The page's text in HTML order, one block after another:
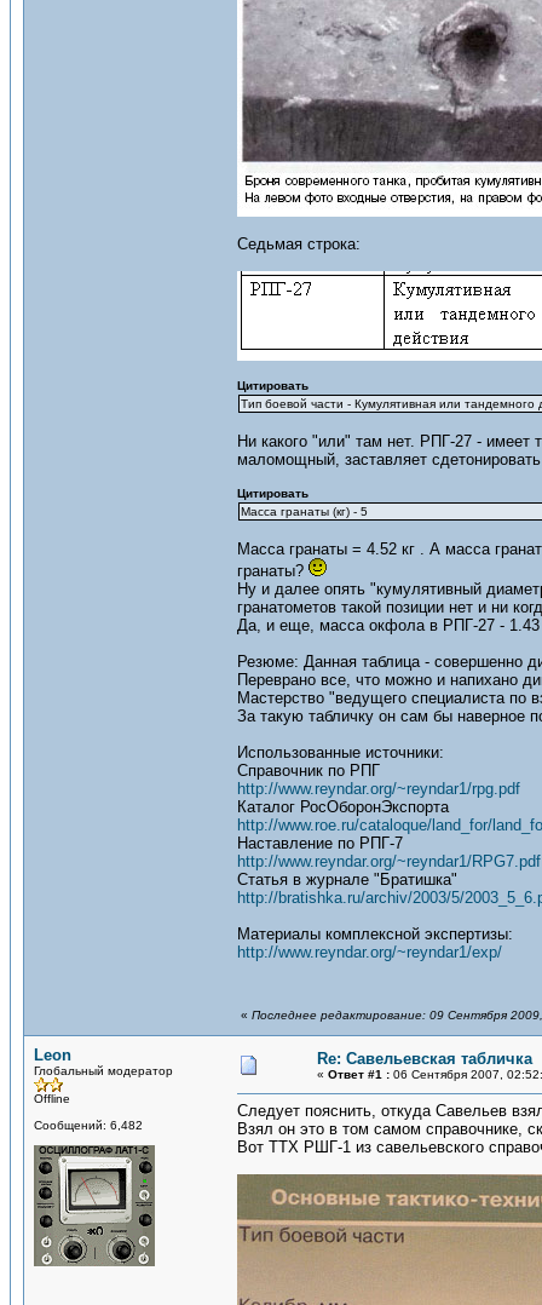
Седьмая строка:
Цитировать
Тип боевой части - Кумулятивная или тандемного
Ни какого "или" там нет. РПГ-27 -
маломощный, заставляет
Цитировать
Масса гранаты (кг) - 5
Масса гранаты = 4.52 кг . А масса
гранаты?
Ну и далее опять "кумулятивный
гранатометов такой позиции нет и ни
Да, и еще, масса окфола в РПГ-27 - 1.43
Резюме: Данная таблица - совершенно
Переврано все, что можно и напихано
Мастерство "ведущего специалиста по
За такую табличку он сам бы наверное
Использованные источники:
Справочник по РПГ
http://www.reyndar.org/~reyndar1/rpg.pdf
Каталог РосОборонЭкспорта
http://www.roe.ru/cataloque/land_for/
Наставление по РПГ-7
http://www.reyndar.org/~reyndar1/RPG7.pdf
Статья в журнале "Братишка"
http://bratishka.ru/archiv/2003/5/
Материалы комплексной экспертизы:
http://www.reyndar.org/~reyndar1/exp/
« Последнее редактирование: 09 Сентября
Leon
Глобальный модератор
Offline
Сообщений: 6,482
Re: Савельевская табличка
« Ответ #1 : 06 Сентября 2007,
Следует пояснить, откуда Савельев
Взял он это в том самом справочнике,
Вот ТТХ РШГ-1 из савельевского